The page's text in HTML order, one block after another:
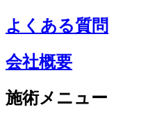
よくある質問
会社概要
施術メニュー